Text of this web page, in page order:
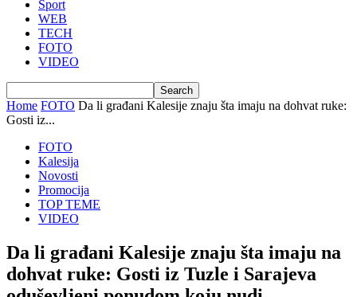
Sport
WEB
TECH
FOTO
VIDEO
Home FOTO Da li građani Kalesije znaju šta imaju na dohvat ruke:
Gosti iz...
FOTO
Kalesija
Novosti
Promocija
TOP TEME
VIDEO
Da li građani Kalesije znaju šta imaju na
dohvat ruke: Gosti iz Tuzle i Sarajeva